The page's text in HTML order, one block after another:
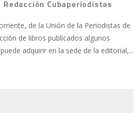
Redacción Cubaperiodistas
de la Unión de la Periodistas de
de libros publicados algunos
adquirir en la sede de la editorial,...